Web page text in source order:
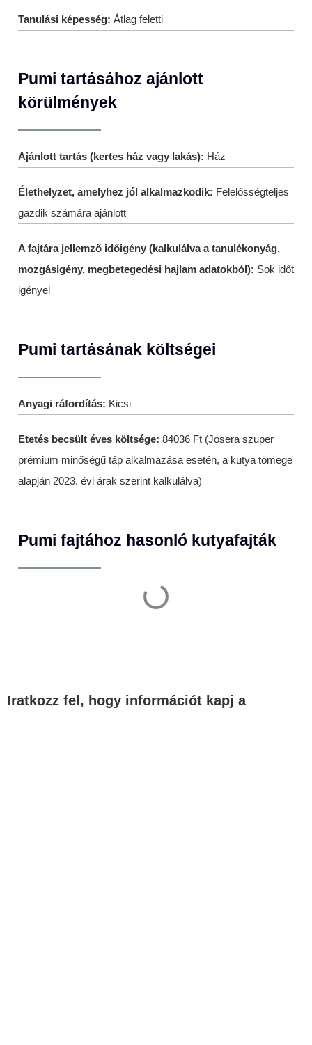
Tanulási képesség: Átlag feletti
Pumi tartásához ajánlott
körülmények
Ajánlott tartás (kertes ház vagy lakás): Ház
Élethelyzet, amelyhez jól alkalmazkodik: Felelősségteljes
gazdik számára ajánlott
A fajtára jellemző időigény (kalkulálva a tanulékonyág,
mozgásigény, megbetegedési hajlam adatokból): Sok időt
igényel
Pumi tartásának költségei
Anyagi ráfordítás: Kicsi
Etetés becsült éves költsége: 84036 Ft (Josera szuper
prémium minőségű táp alkalmazása esetén, a kutya tömege
alapján 2023. évi árak szerint kalkulálva)
Pumi fajtához hasonló kutyafajták
Iratkozz fel, hogy információt kapj a